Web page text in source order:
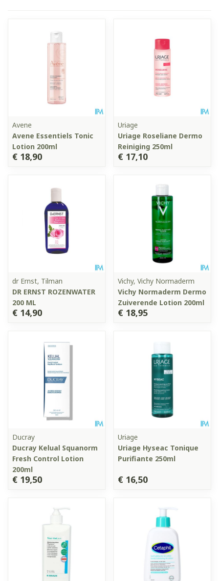
Avene
Avene Essentiels Tonic
Lotion 200ml
€ 18,90
Uriage
Uriage Roseliane Dermo
Reiniging 250ml
€ 17,10
dr Ernst, Tilman
DR ERNST ROZENWATER
200 ML
€ 14,90
Vichy, Vichy Normaderm
Vichy Normaderm Dermo
Zuiverende Lotion 200ml
€ 18,95
Ducray
Ducray Kelual Squanorm
Fresh Control Lotion
200ml
€ 19,50
Uriage
Uriage Hyseac Tonique
Purifiante 250ml
€ 16,50